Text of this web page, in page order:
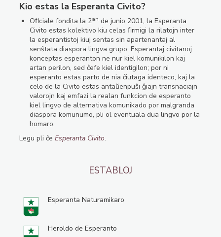
Kio estas la Esperanta Civito?
Oﬁciale fondita la 2an de junio 2001, la Esperanta
Civito estas kolektivo kiu celas ﬁrmigi la rilatojn inter
la esperantistoj kiuj sentas sin apartenantaj al
senŝtata diaspora lingva grupo. Esperantaj civitanoj
konceptas esperanton ne nur kiel komunikilon kaj
artan perilon, sed ĉefe kiel identigilon; por ni
esperanto estas parto de nia ĉiutaga identeco, kaj la
celo de la Civito estas antaŭenpuŝi ĝiajn transnaciajn
valorojn kaj emfazi la realan funkcion de esperanto
kiel lingvo de alternativa komunikado por malgranda
diaspora komunumo, pli ol eventuala dua lingvo por la
homaro.
Legu pli ĉe Esperanta Civito.
ESTABLOJ
Esperanta Naturamikaro
Heroldo de Esperanto